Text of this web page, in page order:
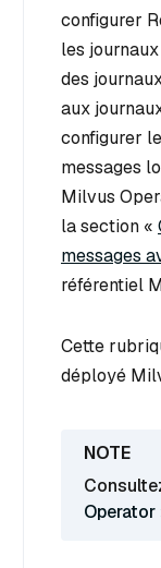
configurer
les
des
aux
configurer
messages
Milvus
la section «
messages
référentiel
Cette
déployé
Operator